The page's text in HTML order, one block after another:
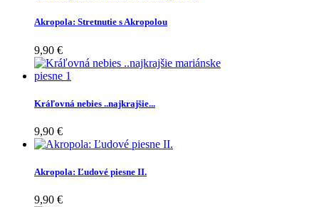
Akropola: Stretnutie s Akropolou
9,90 €
Kráľovná nebies ..najkrajšie...
9,90 €
Akropola: Ľudové piesne II.
9,90 €